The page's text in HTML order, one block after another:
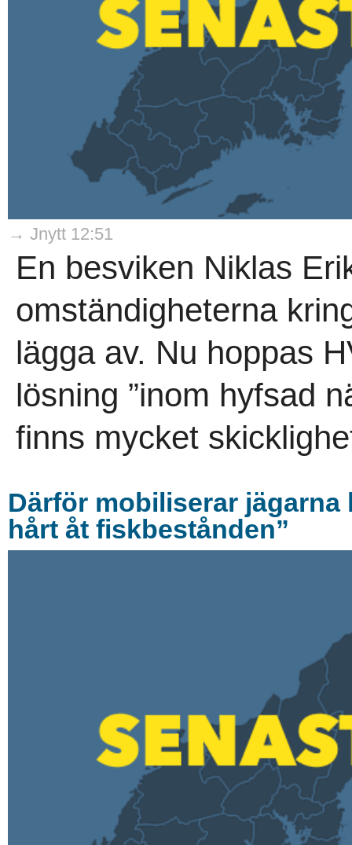
→ Jnytt 12:51
En besviken Niklas
omständigheterna
lägga av. Nu hoppas
lösning ”inom hyfsad
finns mycket
Därför mobiliserar
hårt åt fiskbestånden”